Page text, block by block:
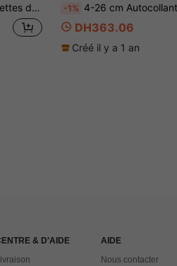
bouteille d'eau d'anniversaire, Étiquettes d'anniversaire de fille avec nœud rose -1% 4-26 cm Autocollants personnalisés avec code QR, autocollants personnalisés avec code QR et texte, convenant aux entreprises sociales, aux cadeaux de fête, aux restaurants, aux cafés, étiquettes d'emballage idéales pour les commerçants,
DH363.06
Créé il y a 1 an
& D'AIDE
AIDE
Nous contacter